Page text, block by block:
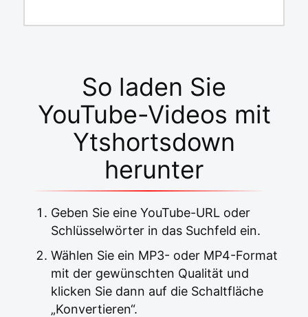
So laden Sie
YouTube-Videos mit
Ytshortsdown
herunter
Geben Sie eine YouTube-URL oder
Schlüsselwörter in das Suchfeld ein.
Wählen Sie ein MP3- oder MP4-Format
mit der gewünschten Qualität und
klicken Sie dann auf die Schaltfläche
„Konvertieren“.